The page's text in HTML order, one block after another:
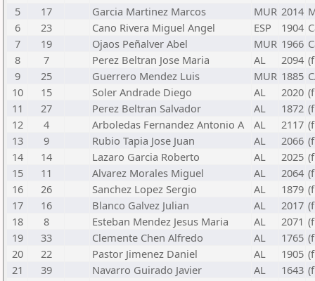
5
17 Garcia Martinez Marcos MUR 2014
6
23 Cano Rivera Miguel Angel ESP 1904
7
19 Ojaos Peñalver Abel MUR 1966
8
7 Perez Beltran Jose Maria AL 2094
9
25 Guerrero Mendez Luis MUR 1885
10
15 Soler Andrade Diego AL 2020
11
27 Perez Beltran Salvador AL 1872
12
4 Arboledas Fernandez Antonio A AL 2117
13
9 Rubio Tapia Jose Juan AL 2066
14
14 Lazaro Garcia Roberto AL 2025
15
11 Alvarez Morales Miguel AL 2064
16
26 Sanchez Lopez Sergio AL 1879
17
16 Blanco Galvez Julian AL 2017
18
8 Esteban Mendez Jesus Maria AL 2071
19
33 Clemente Chen Alfredo AL 1765
20
22 Pastor Jimenez Daniel AL 1905
21
39 Navarro Guirado Javier AL 1643